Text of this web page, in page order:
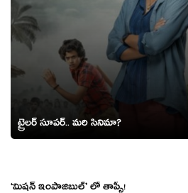
ట్రైలర్ సూపర్.. మరి సినిమా?
‘మిషన్ ఇంపాజిబుల్’ లో తాప్సీ!